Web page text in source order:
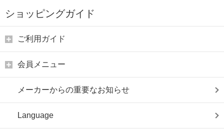
ショッピングガイド
ご利用ガイド
会員メニュー
メーカーからの重要なお知らせ
Language